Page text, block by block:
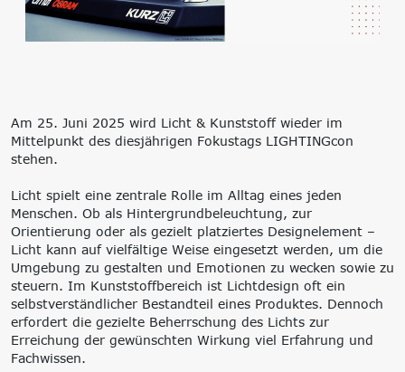
‘Lernen formt
Transformation,
Umsetzung
Innovationsnetzwerke
k-branche.de
Portfolio
Doppelte
Corporate Carbon
Footprint (CCF)
Environmental Product
Declaration (EPD)
Am 25. Juni 2025 wird Licht & Kunststoff wieder im
Mittelpunkt des diesjährigen Fokustags LIGHTINGcon
stehen.
Licht spielt eine zentrale Rolle im Alltag eines jeden
Menschen. Ob als Hintergrundbeleuchtung, zur
Orientierung oder als gezielt platziertes Designelement –
Licht kann auf vielfältige Weise eingesetzt werden, um die
Umgebung zu gestalten und Emotionen zu wecken sowie zu
steuern. Im Kunststoffbereich ist Lichtdesign oft ein
selbstverständlicher Bestandteil eines Produktes. Dennoch
erfordert die gezielte Beherrschung des Lichts zur
Erreichung der gewünschten Wirkung viel Erfahrung und
Fachwissen.